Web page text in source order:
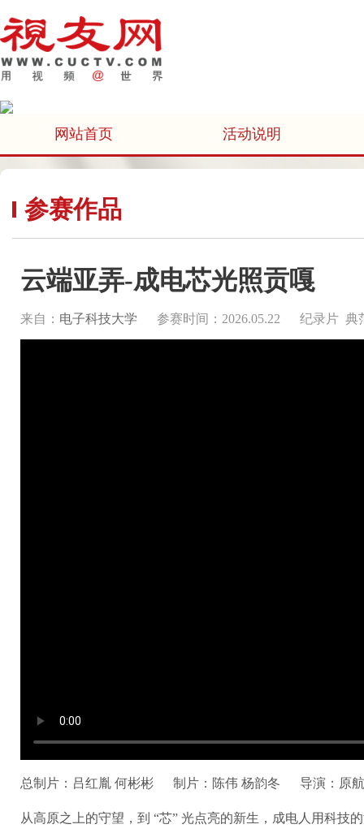
网站首页 活动说明
参赛作品
云端亚弄-成电芯光照贡嘎
来自： 电子科技大学 参赛时间：2026.05.22 纪录片 典
总制片：吕红胤 何彬彬 制片：陈伟 杨韵冬 导演：原航
从高原之上的守望，到 “芯” 光点亮的新生，成电人用科技